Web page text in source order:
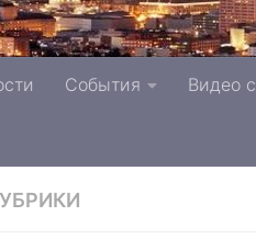
Шанхайского и
Церкви
События Видео